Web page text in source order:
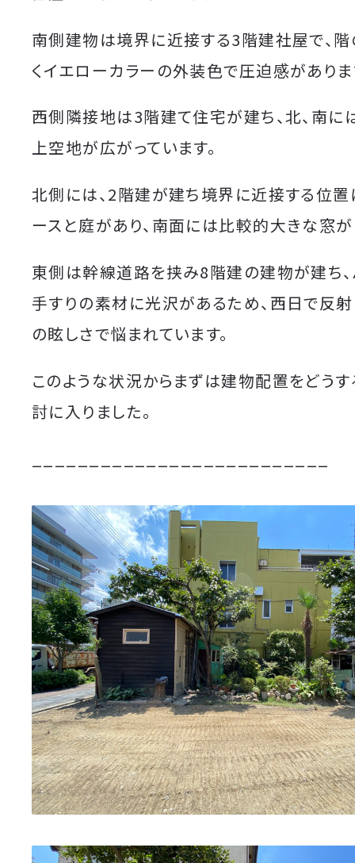
南側建物は境界に近接する3階建社屋で、
くイエローカラーの外装色で圧迫感がありま
西側隣接地は3階建て住宅が建ち、北、南に
上空地が広がっています。
北側には、2階建が建ち境界に近接する位
ースと庭があり、南面には比較的大きな窓が
東側は幹線道路を挟み8階建の建物が建ち
手すりの素材に光沢があるため、西日で反
の眩しさで悩まれています。
このような状況からまずは建物配置をどう
討に入りました。